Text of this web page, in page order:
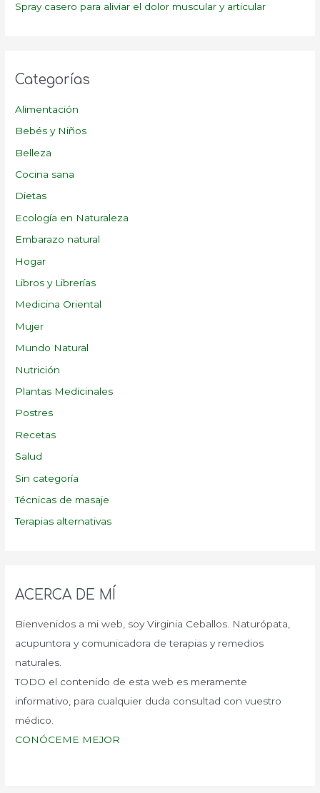
Spray casero para aliviar el dolor muscular y articular
Categorías
Alimentación
Bebés y Niños
Belleza
Cocina sana
Dietas
Ecología en Naturaleza
Embarazo natural
Hogar
Libros y Librerías
Medicina Oriental
Mujer
Mundo Natural
Nutrición
Plantas Medicinales
Postres
Recetas
Salud
Sin categoría
Técnicas de masaje
Terapias alternativas
ACERCA DE MÍ
Bienvenidos a mi web, soy Virginia Ceballos. Naturópata,
acupuntora y comunicadora de terapias y remedios
naturales.
TODO el contenido de esta web es meramente
informativo, para cualquier duda consultad con vuestro
médico.
CONÓCEME MEJOR